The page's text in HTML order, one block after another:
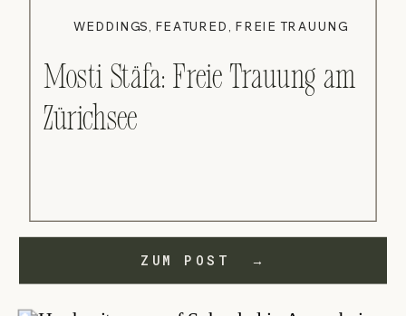
ZUM POST →
Mosti Stäfa: Freie Trauung am
Zürichsee
WEDDINGS FEATURED FREIE TRAUUNG